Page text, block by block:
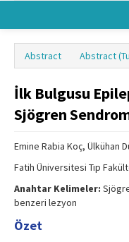
About Journal
Board
Instructions
Archive
Abstract Abstract
İlk Bulgusu
Sjögren
Emine Rabia Koç, Ülkühan
Fatih Üniversitesi Tıp
Anahtar Kelimeler:
benzeri lezyon
Özet